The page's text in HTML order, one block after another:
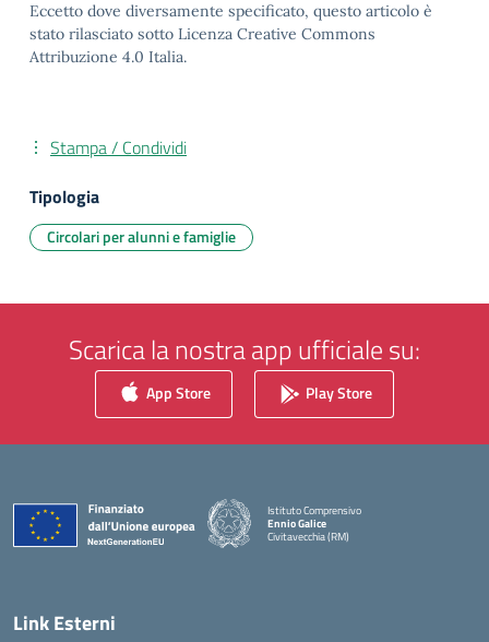
Eccetto dove diversamente specificato, questo articolo è
stato rilasciato sotto Licenza Creative Commons
Attribuzione 4.0 Italia.
Stampa / Condividi
Tipologia
Circolari per alunni e famiglie
Scarica la nostra app ufficiale su:
App Store Play Store
Istituto Comprensivo
Ennio Galice
Civitavecchia (RM)
Link Esterni